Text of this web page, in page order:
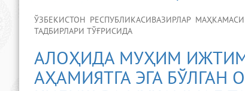
ЎЗБЕКИСТОН РЕСПУБЛИКАСИВАЗИРЛАР
ТАДБИРЛАРИ ТЎҒРИСИДА
АЛОҲИДА МУҲИМ
АҲАМИЯТГА ЭГА БЎЛГАН